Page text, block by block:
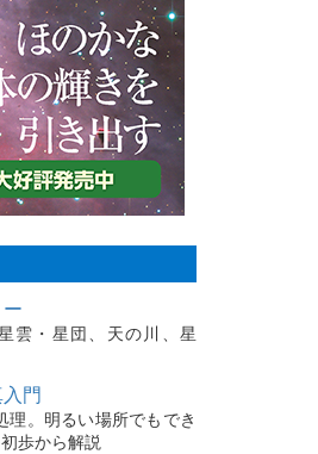
雲・星団、天の川、星
門
理。明るい場所でもでき
歩から解説